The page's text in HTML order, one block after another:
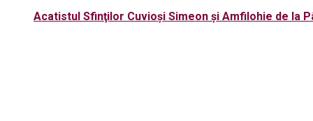
Acatistul Sfinţilor Cuvioşi Simeon şi Amfilohie de la